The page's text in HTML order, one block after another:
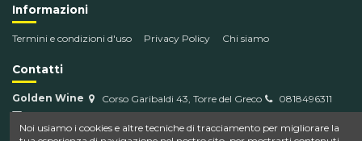
Informazioni
Termini e condizioni d'uso Privacy Policy Chi siamo
Contatti
Golden Wine Corso Garibaldi 43, Torre del Greco
0818496311
info@goldenwine.com
Noi usiamo i cookies e altre tecniche di tracciamento per migliorare la